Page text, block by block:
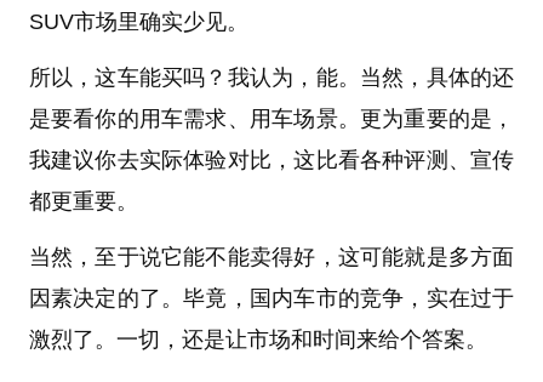
SUV市场里确实少见。
所以，这车能买吗？我认为，能。当然，具体的还
是要看你的用车需求、用车场景。更为重要的是，
我建议你去实际体验对比，这比看各种评测、宣传
都更重要。
当然，至于说它能不能卖得好，这可能就是多方面
因素决定的了。毕竟，国内车市的竞争，实在过于
激烈了。一切，还是让市场和时间来给个答案。